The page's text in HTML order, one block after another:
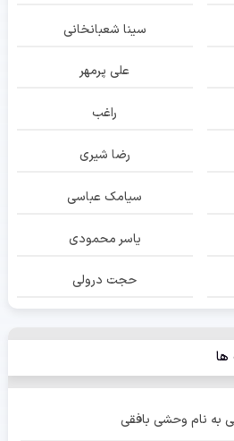
سینا شعبانخانی
علی پرمهر
راغب
رضا شیری
سیامک عباسی
یاسر محمودی
حجت درولی
به نام وحشی بافقی